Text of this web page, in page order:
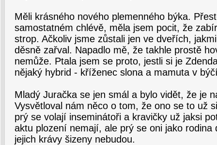
Měli krásného nového plemenného býka.
samostatném chlévě, měla jsem pocit, že
strop. Ačkoliv jsme zůstali jen ve dveřích,
děsně zařval. Napadlo mě, že takhle prostě
nemůže. Ptala jsem se proto, jestli si je
nějaký hybrid - kříženec slona a mamuta v
Mladý Juračka se jen smál a bylo vidět, že je
Vysvětloval nám něco o tom, že ono se to už
prý se volají inseminátoři a kravičky už jaksi
aktu plození nemají, ale prý se oni jako rodina
jejich krávy šizeny nebudou.